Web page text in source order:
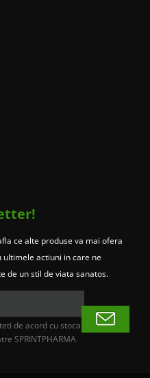
ce alte produse va mai ofera
actiuni in care ne
de un stil de viata sanatos.
de acord cu stocarea si
SPRINTPHARMA.